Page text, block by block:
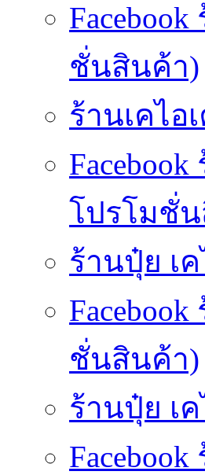
ชั่นสินค้า)
ร้านเคไ
โปรโมชั่
ร้านปุ๋ย เ
ชั่นสินค้า)
ร้านปุ๋ย เ